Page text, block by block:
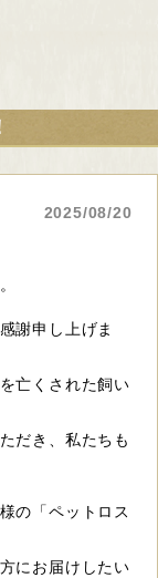
2025/08/20
謝申し上げま
亡くされた飼い
だき、私たちも
の「ペットロス
にお届けしたい